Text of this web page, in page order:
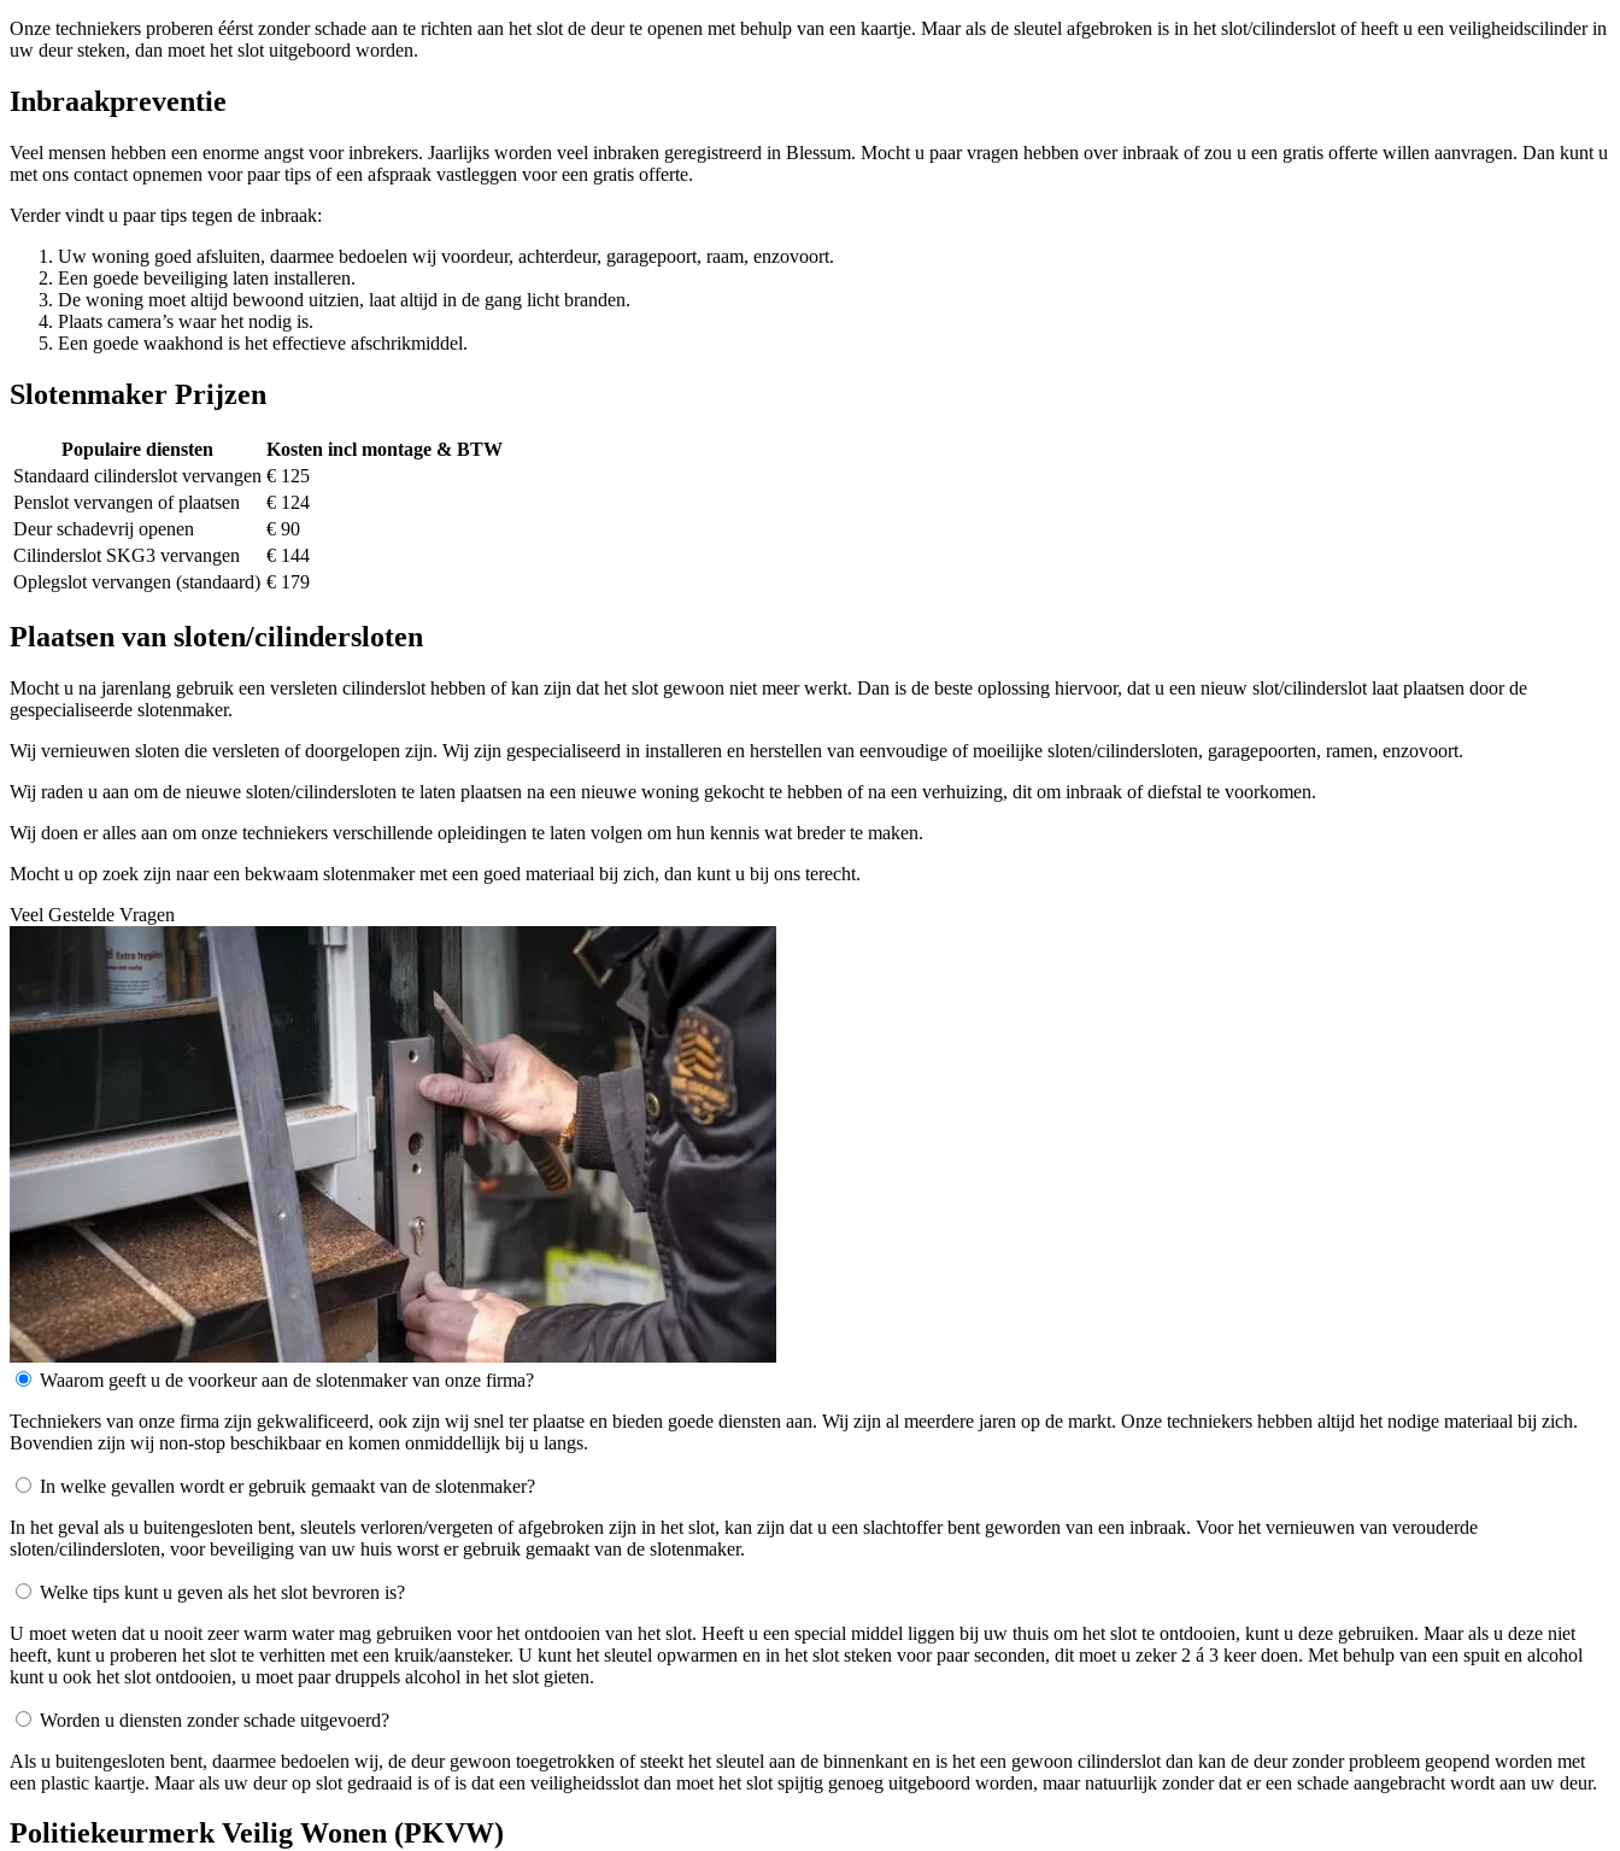
Onze techniekers proberen éérst zonder schade aan te richten aan het slot de deur te openen met behulp van een kaartje. Maar als de sleutel afgebroken is in het slot/cilinderslot of heeft u een veiligheidscilinder in
uw deur steken, dan moet het slot uitgeboord worden.
Inbraakpreventie
Veel mensen hebben een enorme angst voor inbrekers. Jaarlijks worden veel inbraken geregistreerd in Blessum. Mocht u paar vragen hebben over inbraak of zou u een gratis offerte willen aanvragen. Dan kunt u
met ons contact opnemen voor paar tips of een afspraak vastleggen voor een gratis offerte.
Verder vindt u paar tips tegen de inbraak:
Uw woning goed afsluiten, daarmee bedoelen wij voordeur, achterdeur, garagepoort, raam, enzovoort.
Een goede beveiliging laten installeren.
De woning moet altijd bewoond uitzien, laat altijd in de gang licht branden.
Plaats camera’s waar het nodig is.
Een goede waakhond is het effectieve afschrikmiddel.
Slotenmaker Prijzen
Populaire diensten
Kosten incl montage & BTW
Standaard cilinderslot vervangen € 125
Penslot vervangen of plaatsen
€ 124
Deur schadevrij openen
€ 90
Cilinderslot SKG3 vervangen
€ 144
Oplegslot vervangen (standaard) € 179
Plaatsen van sloten/cilindersloten
Mocht u na jarenlang gebruik een versleten cilinderslot hebben of kan zijn dat het slot gewoon niet meer werkt. Dan is de beste oplossing hiervoor, dat u een nieuw slot/cilinderslot laat plaatsen door de
gespecialiseerde slotenmaker.
Wij vernieuwen sloten die versleten of doorgelopen zijn. Wij zijn gespecialiseerd in installeren en herstellen van eenvoudige of moeilijke sloten/cilindersloten, garagepoorten, ramen, enzovoort.
Wij raden u aan om de nieuwe sloten/cilindersloten te laten plaatsen na een nieuwe woning gekocht te hebben of na een verhuizing, dit om inbraak of diefstal te voorkomen.
Wij doen er alles aan om onze techniekers verschillende opleidingen te laten volgen om hun kennis wat breder te maken.
Mocht u op zoek zijn naar een bekwaam slotenmaker met een goed materiaal bij zich, dan kunt u bij ons terecht.
Veel Gestelde Vragen
Waarom geeft u de voorkeur aan de slotenmaker van onze firma?
Techniekers van onze firma zijn gekwalificeerd, ook zijn wij snel ter plaatse en bieden goede diensten aan. Wij zijn al meerdere jaren op de markt. Onze techniekers hebben altijd het nodige materiaal bij zich.
Bovendien zijn wij non-stop beschikbaar en komen onmiddellijk bij u langs.
In welke gevallen wordt er gebruik gemaakt van de slotenmaker?
In het geval als u buitengesloten bent, sleutels verloren/vergeten of afgebroken zijn in het slot, kan zijn dat u een slachtoffer bent geworden van een inbraak. Voor het vernieuwen van verouderde
sloten/cilindersloten, voor beveiliging van uw huis worst er gebruik gemaakt van de slotenmaker.
Welke tips kunt u geven als het slot bevroren is?
U moet weten dat u nooit zeer warm water mag gebruiken voor het ontdooien van het slot. Heeft u een special middel liggen bij uw thuis om het slot te ontdooien, kunt u deze gebruiken. Maar als u deze niet
heeft, kunt u proberen het slot te verhitten met een kruik/aansteker. U kunt het sleutel opwarmen en in het slot steken voor paar seconden, dit moet u zeker 2 á 3 keer doen. Met behulp van een spuit en alcohol
kunt u ook het slot ontdooien, u moet paar druppels alcohol in het slot gieten.
Worden u diensten zonder schade uitgevoerd?
Als u buitengesloten bent, daarmee bedoelen wij, de deur gewoon toegetrokken of steekt het sleutel aan de binnenkant en is het een gewoon cilinderslot dan kan de deur zonder probleem geopend worden met
een plastic kaartje. Maar als uw deur op slot gedraaid is of is dat een veiligheidsslot dan moet het slot spijtig genoeg uitgeboord worden, maar natuurlijk zonder dat er een schade aangebracht wordt aan uw deur.
Politiekeurmerk Veilig Wonen (PKVW)